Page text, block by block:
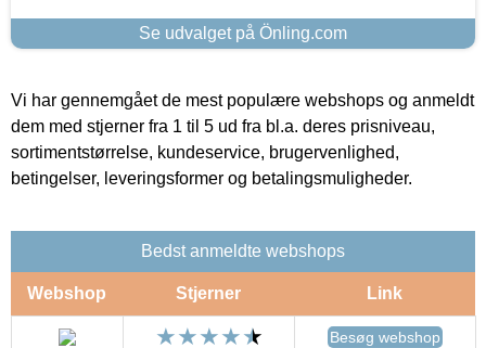
Se udvalget på Önling.com
Vi har gennemgået de mest populære webshops og anmeldt
dem med stjerner fra 1 til 5 ud fra bl.a. deres prisniveau,
sortimentstørrelse, kundeservice, brugervenlighed,
betingelser, leveringsformer og betalingsmuligheder.
Bedst anmeldte webshops
Webshop Stjerner Link
Besøg webshop